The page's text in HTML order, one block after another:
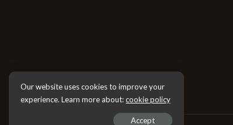
Our website uses cookies to improve your
experience. Learn more about:cookie policy
Accept